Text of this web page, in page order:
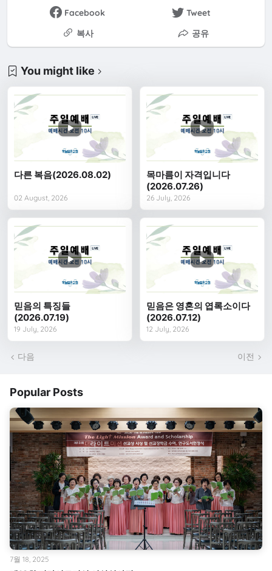
Facebook
Tweet
복사
공유
You might like
다른 복음(2026.08.02)
02 August, 2026
목마름이 자격입니다
(2026.07.26)
26 July, 2026
믿음의 특징들
(2026.07.19)
19 July, 2026
믿음은 영혼의 엽록소이다
(2026.07.12)
12 July, 2026
다음 이전
Popular Posts
7월 18, 2025